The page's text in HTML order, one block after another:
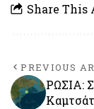
Share This
PREVIOUS
ΡΩΣΙΑ: